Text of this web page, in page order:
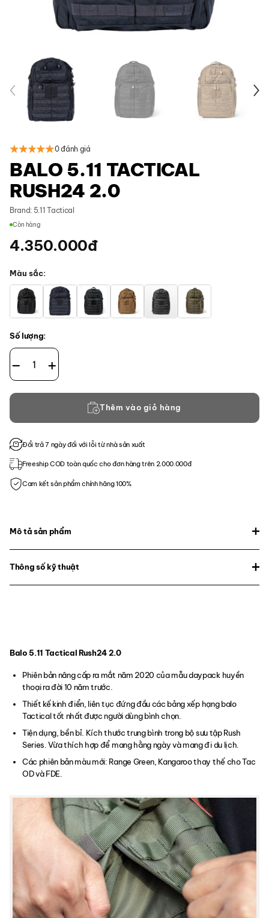
0 đánh giá
BALO 5.11 TACTICAL
RUSH24 2.0
Brand: 5.11 Tactical
Còn hàng
4.350.000đ
Màu sắc
Số lượng:
Balo 5.11 Tactical RUSH24 2.0 số lượng
Thêm vào giỏ hàng
Đổi trả 7 ngày đối với lỗi từ nhà sản xuất
Freeship COD toàn quốc cho đơn hàng trên 2.000.000đ
Cam kết sản phẩm chính hãng 100%
Mô tả sản phẩm
Thông số kỹ thuật
Balo 5.11 Tactical Rush24 2.0
Phiên bản nâng cấp ra mắt năm 2020 của mẫu daypack huyền
thoại ra đời 10 năm trước.
Thiết kế kinh điển, liên tục đứng đầu các bảng xếp hạng balo
Tactical tốt nhất được người dùng bình chọn.
Tiện dụng, bền bỉ. Kích thước trung bình trong bộ sưu tập Rush
Series. Vừa thích hợp để mang hằng ngày và mang đi du lịch.
Các phiên bản màu mới: Range Green, Kangaroo thay thế cho Tac
OD và FDE.